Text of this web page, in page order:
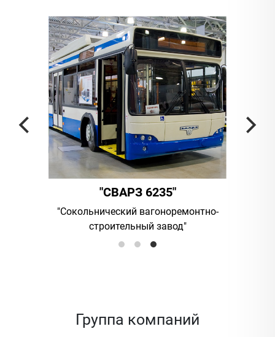
"СВАРЗ 6235"
"Сокольнический вагоноремонтно-
строительный завод"
Группа компаний